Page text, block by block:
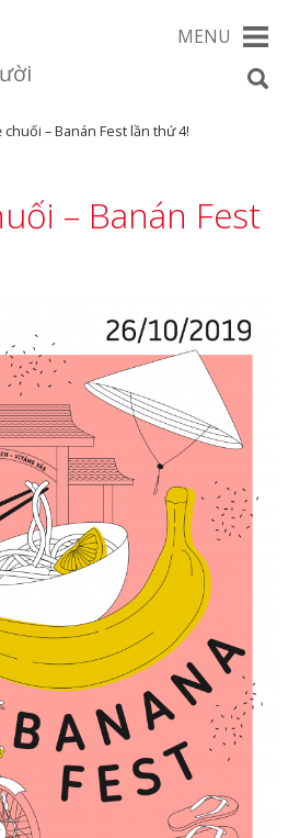
MENU
chuối – Banán Fest lần thứ 4!
– Banán Fest